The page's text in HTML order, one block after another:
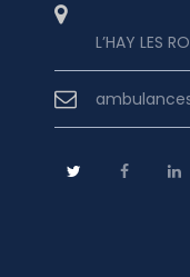
L’HAY LES